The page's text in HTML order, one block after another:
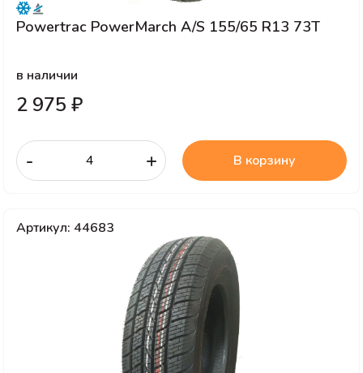
Powertrac PowerMarch A/S 155/65 R13 73T
в наличии
2 975 ₽
- + В корзину
Артикул: 44683